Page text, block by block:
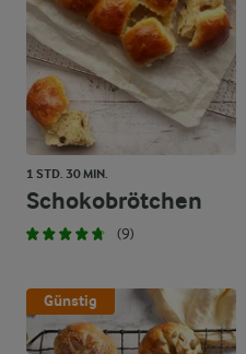
1 STD. 30 MIN.
Schokobrötchen
(9)
Günstig